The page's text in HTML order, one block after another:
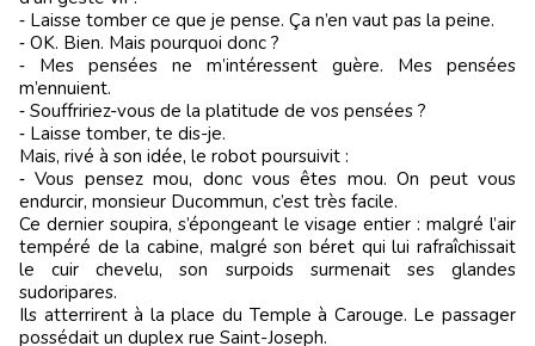
‑ Laisse tomber ce que je pense. Ça n’en vaut pas la peine.
‑ OK. Bien. Mais pourquoi donc ?
‑ Mes pensées ne m’intéressent guère. Mes pensées
m’ennuient.
‑ Souffririez-vous de la platitude de vos pensées ?
‑ Laisse tomber, te dis-je.
Mais, rivé à son idée, le robot poursuivit :
‑ Vous pensez mou, donc vous êtes mou. On peut vous
endurcir, monsieur Ducommun, c’est très facile.
Ce dernier soupira, s’épongeant le visage entier : malgré l’air
tempéré de la cabine, malgré son béret qui lui rafraîchissait
le cuir chevelu, son surpoids surmenait ses glandes
sudoripares.
Ils atterrirent à la place du Temple à Carouge. Le passager
possédait un duplex rue Saint-Joseph.